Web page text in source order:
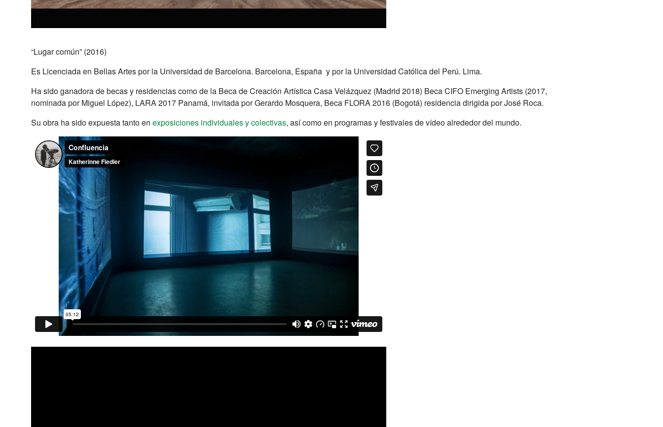
“Lugar común” (2016)
Es Licenciada en Bellas Artes por la Universidad de Barcelona. Barcelona, España y por la Universidad Católica del Perú. Lima.
Ha sido ganadora de becas y residencias como de la Beca de Creación Artística Casa Velázquez (Madrid 2018) Beca CIFO Emerging Artists (2017,
nominada por Miguel López), LARA 2017 Panamá, invitada por Gerardo Mosquera, Beca FLORA 2016 (Bogotá) residencia dirigida por José Roca.
Su obra ha sido expuesta tanto en exposiciones individuales y colectivas, así como en programas y festivales de vídeo alrededor del mundo.